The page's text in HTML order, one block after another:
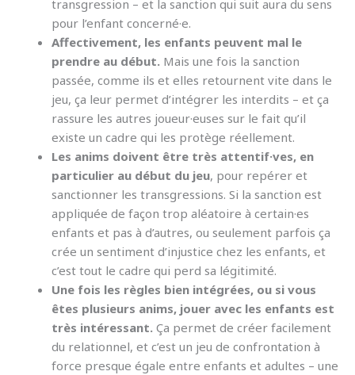
transgression – et la sanction qui suit aura du sens
pour l’enfant concerné·e.
Affectivement, les enfants peuvent mal le
prendre au début. Mais une fois la sanction
passée, comme ils et elles retournent vite dans le
jeu, ça leur permet d’intégrer les interdits – et ça
rassure les autres joueur·euses sur le fait qu’il
existe un cadre qui les protège réellement.
Les anims doivent être très attentif·ves, en
particulier au début du jeu, pour repérer et
sanctionner les transgressions. Si la sanction est
appliquée de façon trop aléatoire à certain·es
enfants et pas à d’autres, ou seulement parfois ça
crée un sentiment d’injustice chez les enfants, et
c’est tout le cadre qui perd sa légitimité.
Une fois les règles bien intégrées, ou si vous
êtes plusieurs anims, jouer avec les enfants est
très intéressant. Ça permet de créer facilement
du relationnel, et c’est un jeu de confrontation à
force presque égale entre enfants et adultes – une